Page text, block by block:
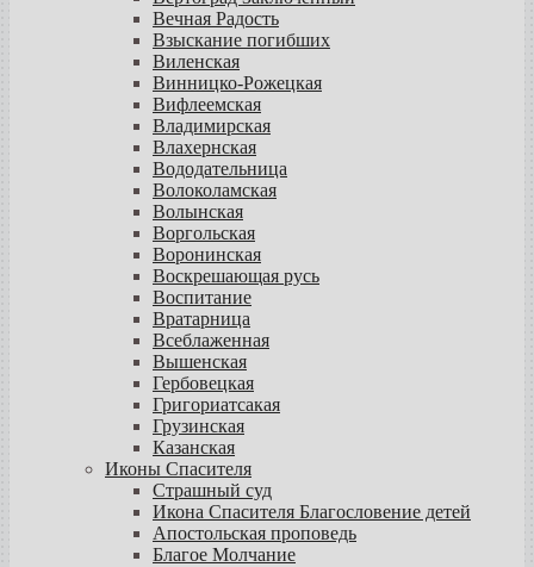
Вечная Радость
Взыскание погибших
Виленская
Винницко-Рожецкая
Вифлеемская
Владимирская
Влахернская
Вододательница
Волоколамская
Волынская
Воргольская
Воронинская
Воскрешающая русь
Воспитание
Вратарница
Всеблаженная
Вышенская
Гербовецкая
Григориатсакая
Грузинская
Казанская
Иконы Спасителя
Страшный суд
Икона Спасителя Благословение детей
Апостольская проповедь
Благое Молчание